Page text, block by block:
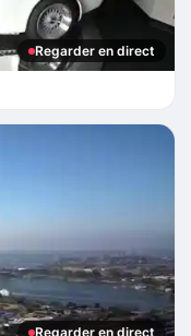
Regarder en direct
Regarder en direct